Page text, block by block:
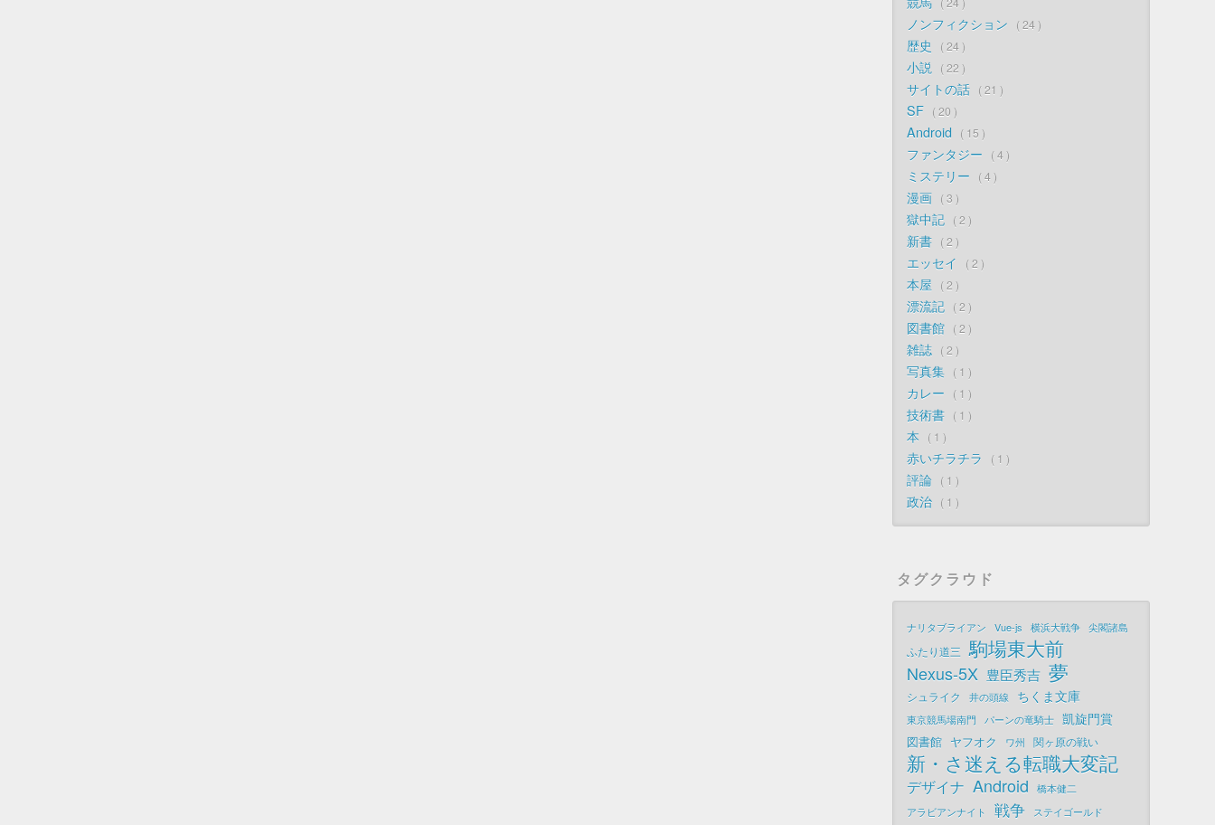
ノンフィクション 24
歴史 24
小説 22
サイトの話 21
SF 20
Android 15
ファンタジー 4
ミステリー 4
漫画 3
獄中記 2
新書 2
エッセイ 2
本屋 2
漂流記 2
図書館 2
雑誌 2
写真集 1
カレー 1
技術書 1
本 1
赤いチラチラ 1
評論 1
政治 1
タグクラウド
ナリタブライアン Vue-js 横浜大戦争 尖閣諸島
ふたり道三 駒場東大前
Nexus-5X 豊臣秀吉 夢
シュライク 井の頭線 ちくま文庫
東京競馬場南門 パーンの竜騎士 凱旋門賞
図書館 ヤフオク ワ州 関ヶ原の戦い
新・さ迷える転職大変記
デザイナ Android
橋本健二
アラビアンナイト
戦争
ステイゴールド